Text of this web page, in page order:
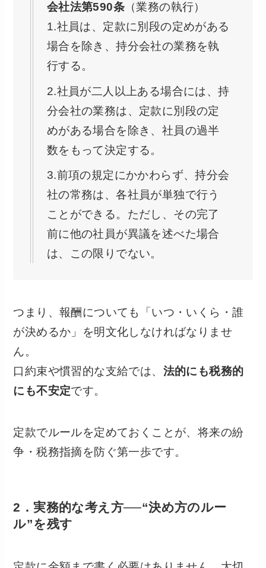
会社法第590条 （業務の執行）
1.社員は、定款に別段の定めがある
場合を除き、持分会社の業務を執
行する。
2.社員が二人以上ある場合には、持
分会社の業務は、定款に別段の定
めがある場合を除き、社員の過半
数をもって決定する。
3.前項の規定にかかわらず、持分会
社の常務は、各社員が単独で行う
ことができる。ただし、その完了
前に他の社員が異議を述べた場合
は、この限りでない。
つまり、報酬についても「いつ・いくら・誰
が決めるか」を明文化しなければなりませ
ん。
口約束や慣習的な支給では、 法的にも税務的
にも不安定です。
定款でルールを定めておくことが、将来の紛
争・税務指摘を防ぐ第一歩です。
2．実務的な考え方──“決め方のルー
ル”を残す